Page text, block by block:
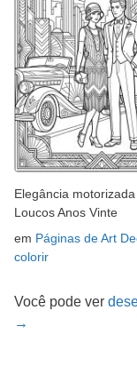
Elegância
Loucos Anos Vinte
em Páginas de Art
colorir
Você pode ver
→